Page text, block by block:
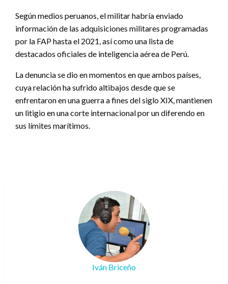
Según medios peruanos, el militar habría enviado
información de las adquisiciones militares programadas
por la FAP hasta el 2021, así como una lista de
destacados oficiales de inteligencia aérea de Perú.
La denuncia se dio en momentos en que ambos países,
cuya relación ha sufrido altibajos desde que se
enfrentaron en una guerra a fines del siglo XIX, mantienen
un litigio en una corte internacional por un diferendo en
sus límites marítimos.
Iván Briceño